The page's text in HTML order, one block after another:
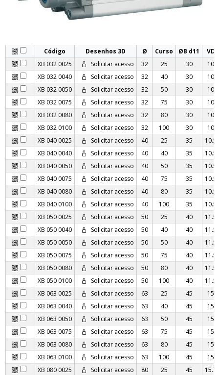
Código Desenhos 3D Ø Curso ØB d11
VD
XB 032 0025
Solicitar acesso 32 25 30
10
XB 032 0040
Solicitar acesso 32 40 30
10
XB 032 0050
Solicitar acesso 32 50 30
10
XB 032 0075
Solicitar acesso 32 75 30
10
XB 032 0080
Solicitar acesso 32 80 30
10
XB 032 0100
Solicitar acesso 32 100 30
10
XB 040 0025
Solicitar acesso 40 25 35
10.5
XB 040 0040
Solicitar acesso 40 40 35
10.5
XB 040 0050
Solicitar acesso 40 50 35
10.5
XB 040 0075
Solicitar acesso 40 75 35
10.5
XB 040 0080
Solicitar acesso 40 80 35
10.5
XB 040 0100
Solicitar acesso 40 100 35
10.5
XB 050 0025
Solicitar acesso 50 25 40
11.5
XB 050 0040
Solicitar acesso 50 40 40
11.5
XB 050 0050
Solicitar acesso 50 50 40
11.5
XB 050 0075
Solicitar acesso 50 75 40
11.5
XB 050 0080
Solicitar acesso 50 80 40
11.5
XB 050 0100
Solicitar acesso 50 100 40
11.5
XB 063 0025
Solicitar acesso 63 25 45
15
XB 063 0040
Solicitar acesso 63 40 45
15
XB 063 0050
Solicitar acesso 63 50 45
15
XB 063 0075
Solicitar acesso 63 75 45
15
XB 063 0080
Solicitar acesso 63 80 45
15
XB 063 0100
Solicitar acesso 63 100 45
15
XB 080 0025
Solicitar acesso 80 25 45
15.7